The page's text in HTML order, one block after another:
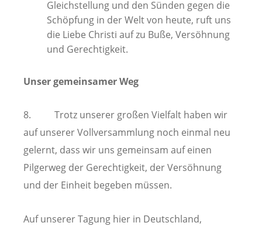
Gleichstellung und den Sünden gegen die
Schöpfung in der Welt von heute, ruft uns
die Liebe Christi auf zu Buße, Versöhnung
und Gerechtigkeit.
Unser gemeinsamer Weg
8. Trotz unserer großen Vielfalt haben wir
auf unserer Vollversammlung noch einmal neu
gelernt, dass wir uns gemeinsam auf einen
Pilgerweg der Gerechtigkeit, der Versöhnung
und der Einheit begeben müssen.
Auf unserer Tagung hier in Deutschland,